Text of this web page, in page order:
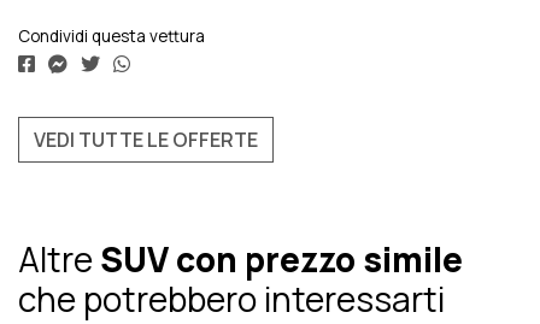
Condividi questa vettura
VEDI TUTTE LE OFFERTE
AltreSUV con prezzo simile
che potrebbero interessarti